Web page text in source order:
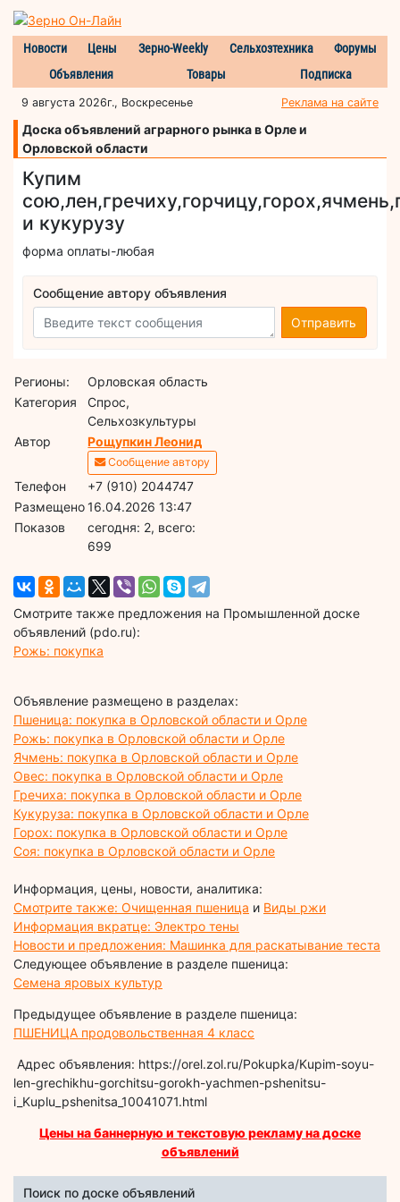
Новости Цены Зерно-Weekly Сельхозтехника
Форумы
Объявления
Товары Подписка
9 августа 2026г., Воскресенье Реклама на сайте
Доска объявлений аграрного рынка в Орле и
Орловской области
Купим
и кукурузу
форма оплаты-любая
Сообщение автору объявления
Отправить
Регионы:
Орловская область
Категория
Спрос,
Сельхозкультуры
Автор
Рощупкин Леонид
Сообщение автору
Телефон
+7 (910) 2044747
Размещено16.04.2026 13:47
Показов
cегодня: 2, всего:
699
Смотрите также предложения на Промышленной доске
объявлений (pdo.ru):
Рожь: покупка
Объявление размещено в разделах:
Пшеница: покупка в Орловской области и Орле
Рожь: покупка в Орловской области и Орле
Ячмень: покупка в Орловской области и Орле
Овес: покупка в Орловской области и Орле
Гречиха: покупка в Орловской области и Орле
Кукуруза: покупка в Орловской области и Орле
Горох: покупка в Орловской области и Орле
Соя: покупка в Орловской области и Орле
Информация, цены, новости, аналитика:
Смотрите также: Очищенная пшеница и Виды ржи
Информация вкратце: Электро тены
Новости и предложения: Машинка для раскатывание теста
Следующее объявление в разделе пшеница:
Семена яровых культур
Предыдущее объявление в разделе пшеница:
ПШЕНИЦА продовольственная 4 класс
Адрес объявления: https://orel.zol.ru/Pokupka/Kupim-soyu-
len-grechikhu-gorchitsu-gorokh-yachmen-pshenitsu-
i_Kuplu_pshenitsa_10041071.html
Цены на баннерную и текстовую рекламу на доске
объявлений
Поиск по доске объявлений